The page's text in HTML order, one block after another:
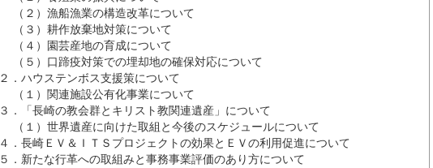
（２）漁船漁業の構造改革について
（３）耕作放棄地対策について
（４）園芸産地の育成について
（５）口蹄疫対策での埋却地の確保対応について
２．ハウステンボス支援策について
（１）関連施設公有化事業について
３．「長崎の教会群とキリスト教関連遺産」について
（１）世界遺産に向けた取組と今後のスケジュールについて
４．長崎ＥＶ＆ＩＴＳプロジェクトの効果とＥＶの利用促進について
５．新たな行革への取組みと事務事業評価のあり方について